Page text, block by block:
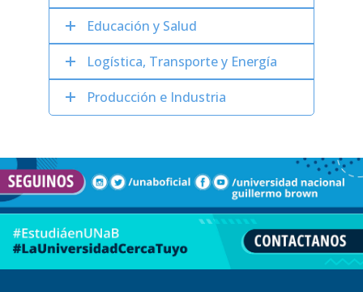
Educación y Salud
Logística, Transporte y Energía
Producción e Industria